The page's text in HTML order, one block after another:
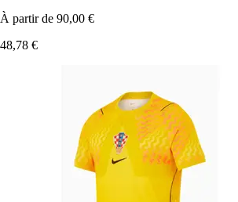
À partir de 90,00 €
48,78 €